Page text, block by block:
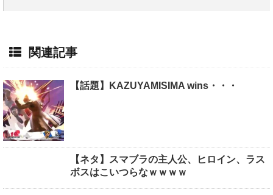
関連記事
【話題】KAZUYAMISIMA wins・・・
【ネタ】スマブラの主人公、ヒロイン、ラス
ボスはこいつらなｗｗｗｗ